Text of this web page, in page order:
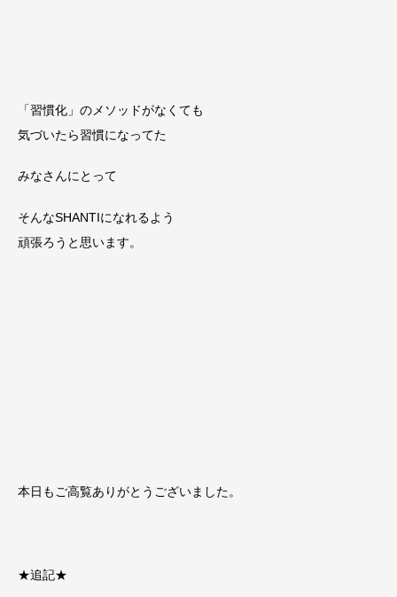
「習慣化」のメソッドがなくても
気づいたら習慣になってた
みなさんにとって
そんなSHANTIになれるよう
頑張ろうと思います。
本日もご高覧ありがとうございました。
★追記★